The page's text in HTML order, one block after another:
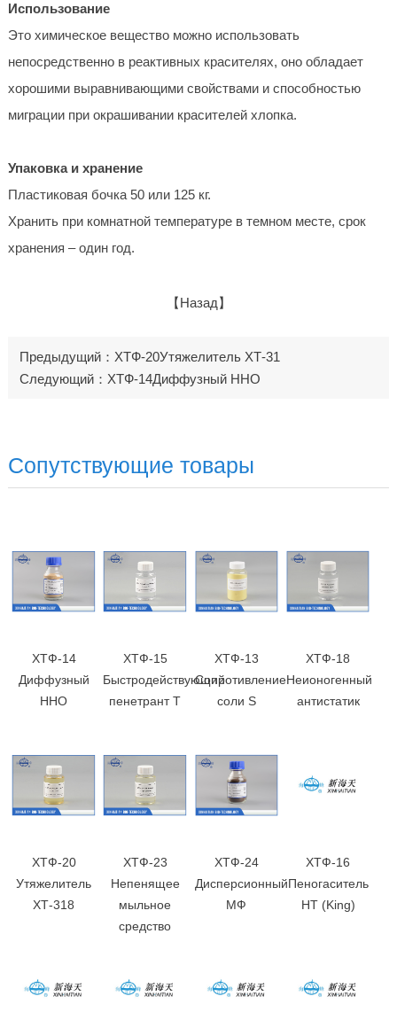
Использование
Это химическое вещество можно использовать
непосредственно в реактивных красителях, оно обладает
хорошими выравнивающими свойствами и способностью
миграции при окрашивании красителей хлопка.
Упаковка и хранение
Пластиковая бочка 50 или 125 кг.
Хранить при комнатной температуре в темном месте, срок
хранения – один год.
【Назад】
Предыдущий：ХТФ-20Утяжелитель ХТ-31
Следующий：ХТФ-14Диффузный ННО
Сопутствующие товары
ХТФ-14
Диффузный
ННО
ХТФ-15
Быстродействующий
пенетрант Т
ХТФ-13
Сопротивление
соли S
ХТФ-18
Неионогенный
антистатик
ХТФ-20
Утяжелитель
ХТ-318
ХТФ-23
Непенящее
мыльное
средство
ХТФ-24
Дисперсионный
МФ
ХТФ-16
Пеногаситель
HT (King)